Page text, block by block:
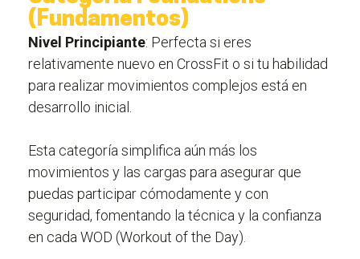
(Fundamentos)
Nivel Principiante: Perfecta si eres
relativamente nuevo en CrossFit o si tu habilidad
para realizar movimientos complejos está en
desarrollo inicial.
Esta categoría simplifica aún más los
movimientos y las cargas para asegurar que
puedas participar cómodamente y con
seguridad, fomentando la técnica y la confianza
en cada WOD (Workout of the Day).